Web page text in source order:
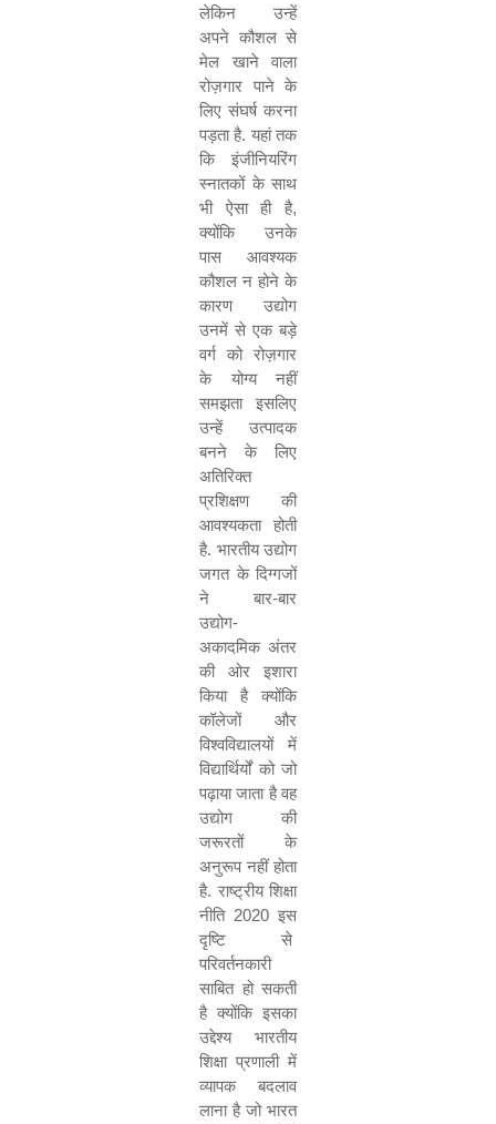
लेकिन उन्हें
अपने कौशल से
मेल खाने वाला
रोज़गार पाने के
लिए संघर्ष करना
पड़ता है. यहां तक
कि इंजीनियरिंग
स्नातकों के साथ
भी ऐसा ही है,
क्योंकि उनके
पास आवश्यक
कौशल न होने के
कारण उद्योग
उनमें से एक बड़े
वर्ग को रोज़गार
के योग्य नहीं
समझता इसलिए
उन्हें उत्पादक
बनने के लिए
अतिरिक्त
प्रशिक्षण की
आवश्यकता होती
है. भारतीय उद्योग
जगत के दिग्गजों
ने बार-बार
उद्योग-
अकादमिक अंतर
की ओर इशारा
किया है क्योंकि
कॉलेजों और
विश्वविद्यालयों में
विद्यार्थिर्यों को जो
पढ़ाया जाता है वह
उद्योग की
जरूरतों के
अनुरूप नहीं होता
है. राष्ट्रीय शिक्षा
नीति 2020 इस
दृष्टि से
परिवर्तनकारी
साबित हो सकती
है क्योंकि इसका
उद्देश्य भारतीय
शिक्षा प्रणाली में
व्यापक बदलाव
लाना है जो भारत